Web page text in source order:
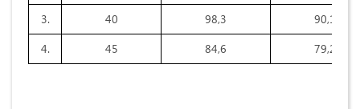
3.
40 98,3
90,1
4.
45 84,6 79,2